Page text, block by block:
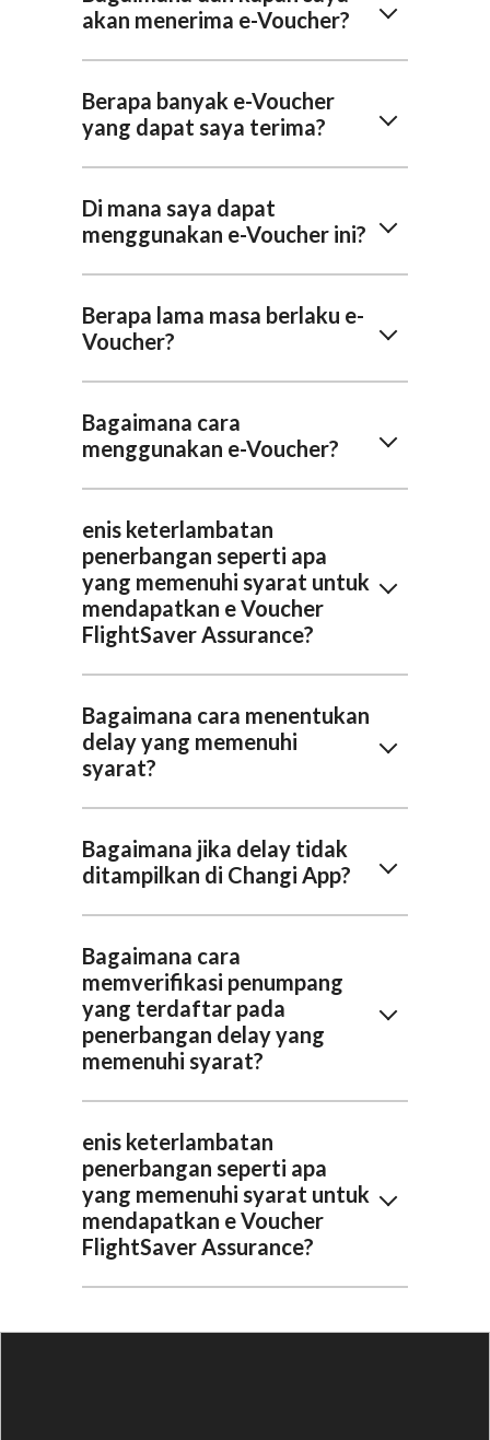
akan menerima e-Voucher?
Berapa banyak e-Voucher
yang dapat saya terima?
Di mana saya dapat
menggunakan e-Voucher ini?
Berapa lama masa berlaku e-
Voucher?
Bagaimana cara
menggunakan e-Voucher?
enis keterlambatan
penerbangan seperti apa
yang memenuhi syarat untuk
mendapatkan e Voucher
FlightSaver Assurance?
Bagaimana cara menentukan
delay yang memenuhi
syarat?
Bagaimana jika delay tidak
ditampilkan di Changi App?
Bagaimana cara
memverifikasi penumpang
yang terdaftar pada
penerbangan delay yang
memenuhi syarat?
enis keterlambatan
penerbangan seperti apa
yang memenuhi syarat untuk
mendapatkan e Voucher
FlightSaver Assurance?